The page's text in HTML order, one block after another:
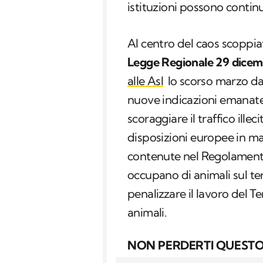
istituzioni possono
Al centro del caos
Legge Regionale 29
alle Asl lo scorso marzo
nuove indicazioni
scoraggiare il traffico
disposizioni europee in
contenute nel
occupano di animali sul
penalizzare il lavoro del
animali.
NON PERDERTI